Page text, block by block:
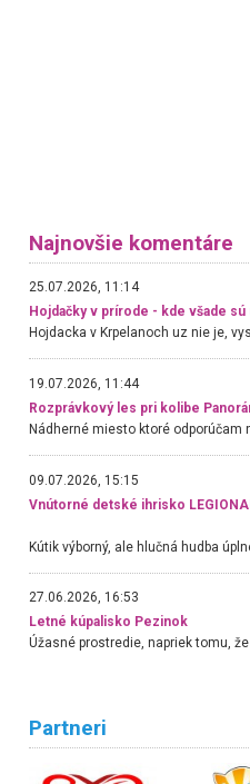
Najnovšie komentáre
25.07.2026, 11:14
Hojdačky v prírode - kde všade sú
19.07.2026, 11:44
Rozprávkový les pri kolibe
09.07.2026, 15:15
Vnútorné detské ihrisko
27.06.2026, 16:53
Letné kúpalisko Pezinok
Partneri